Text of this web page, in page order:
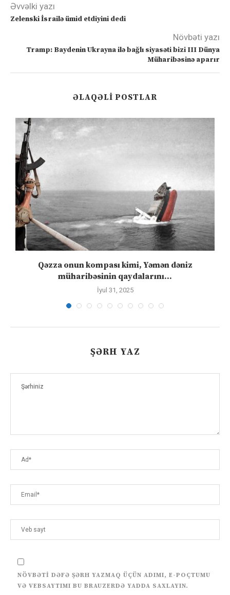
Əvvəlki yazı
Zelenski İsrailə ümid etdiyini dedi
Növbəti yazı
Tramp: Baydenin Ukrayna ilə bağlı siyasəti bizi III Dünya
Müharibəsinə aparır
ƏLAQƏLI POSTLAR
Qəzza onun kompası kimi, Yəmən dəniz
müharibəsinin qaydalarını...
İyul 31, 2025
ŞƏRH YAZ
NÖVBƏTI DƏFƏ ŞƏRH YAZMAQ ÜÇÜN ADIMI, E-POÇTUMU
VƏ VEBSAYTIMI BU BRAUZERDƏ YADDA SAXLAYIN.